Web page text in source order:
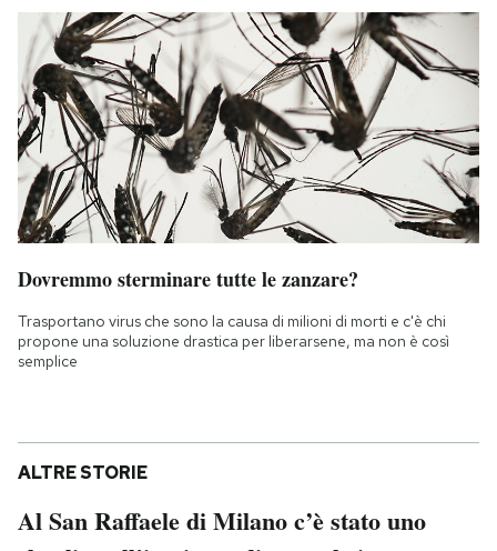
Dovremmo sterminare tutte le zanzare?
Trasportano virus che sono la causa di milioni di morti e c'è chi
propone una soluzione drastica per liberarsene, ma non è così
semplice
ALTRE STORIE
Al San Raffaele di Milano c’è stato uno